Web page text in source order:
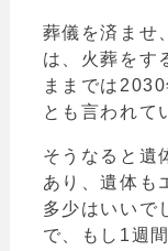
葬儀を済ませ
は、火葬をす
ままでは
とも言われて
そうなると遺
あり、遺体も
多少はいいで
で、もし1週